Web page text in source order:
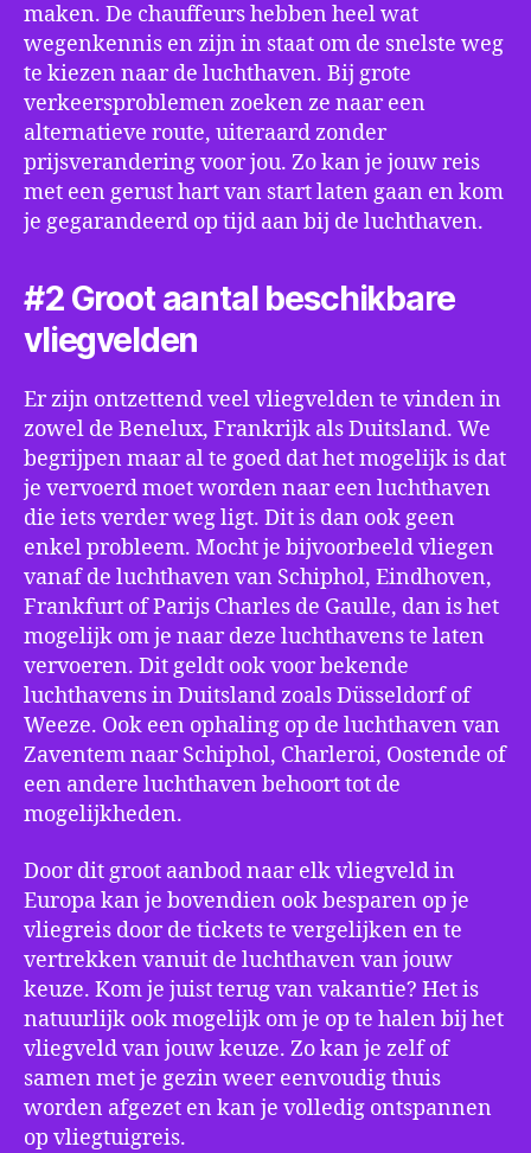
maken. De chauffeurs hebben heel wat
wegenkennis en zijn in staat om de snelste weg
te kiezen naar de luchthaven. Bij grote
verkeersproblemen zoeken ze naar een
alternatieve route, uiteraard zonder
prijsverandering voor jou. Zo kan je jouw reis
met een gerust hart van start laten gaan en kom
je gegarandeerd op tijd aan bij de luchthaven.
#2 Groot aantal beschikbare
vliegvelden
Er zijn ontzettend veel vliegvelden te vinden in
zowel de Benelux, Frankrijk als Duitsland. We
begrijpen maar al te goed dat het mogelijk is dat
je vervoerd moet worden naar een luchthaven
die iets verder weg ligt. Dit is dan ook geen
enkel probleem. Mocht je bijvoorbeeld vliegen
vanaf de luchthaven van Schiphol, Eindhoven,
Frankfurt of Parijs Charles de Gaulle, dan is het
mogelijk om je naar deze luchthavens te laten
vervoeren. Dit geldt ook voor bekende
luchthavens in Duitsland zoals Düsseldorf of
Weeze. Ook een ophaling op de luchthaven van
Zaventem naar Schiphol, Charleroi, Oostende of
een andere luchthaven behoort tot de
mogelijkheden.
Door dit groot aanbod naar elk vliegveld in
Europa kan je bovendien ook besparen op je
vliegreis door de tickets te vergelijken en te
vertrekken vanuit de luchthaven van jouw
keuze. Kom je juist terug van vakantie? Het is
natuurlijk ook mogelijk om je op te halen bij het
vliegveld van jouw keuze. Zo kan je zelf of
samen met je gezin weer eenvoudig thuis
worden afgezet en kan je volledig ontspannen
op vliegtuigreis.